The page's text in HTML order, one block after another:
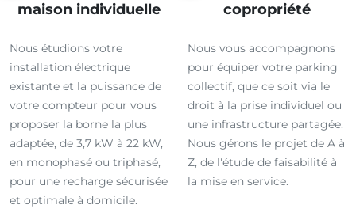
maison individuelle
Nous étudions votre
installation électrique
existante et la puissance de
votre compteur pour vous
proposer la borne la plus
adaptée, de 3,7 kW à 22 kW,
en monophasé ou triphasé,
pour une recharge sécurisée
et optimale à domicile.
copropriété
Nous vous accompagnons
pour équiper votre parking
collectif, que ce soit via le
droit à la prise individuel ou
une infrastructure partagée.
Nous gérons le projet de A à
Z, de l'étude de faisabilité à
la mise en service.